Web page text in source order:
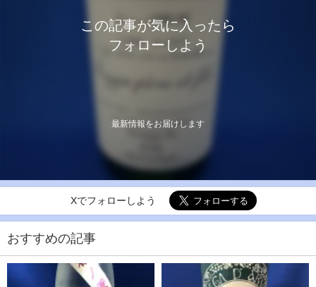
この記事が気に入ったら
フォローしよう
最新情報をお届けします
Xでフォローしよう
おすすめの記事